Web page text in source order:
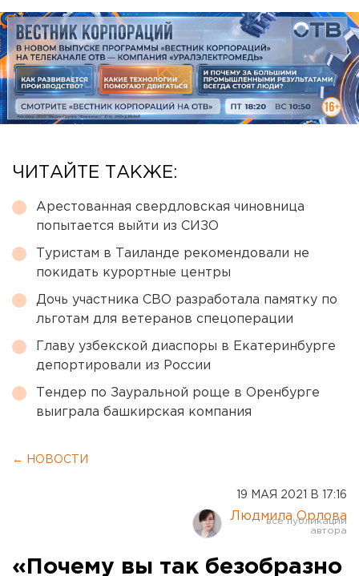
ЧИТАЙТЕ ТАКЖЕ:
Арестованная свердловская чиновница
попытается выйти из СИЗО
Туристам в Таиланде рекомендовали не
покидать курортные центры
Дочь участника СВО разработала памятку по
льготам для ветеранов спецоперации
Главу узбекской диаспоры в Екатеринбурге
депортировали из России
Тендер по Зауральной роще в Оренбурге
выиграла башкирская компания
← НОВОСТИ
19 МАЯ 2021 В 17:16
Людмила Орлова
«Почему вы так безобразно